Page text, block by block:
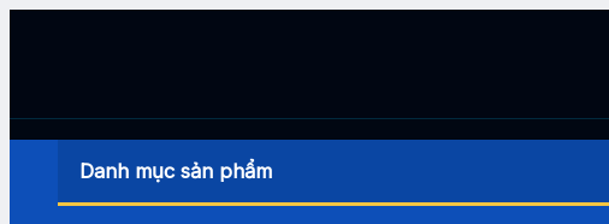
Danh mục sản phẩm